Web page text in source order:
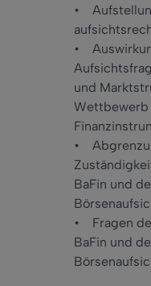
•
•
und
Wettbewerb
•
BaFin und
• Fragen
BaFin und